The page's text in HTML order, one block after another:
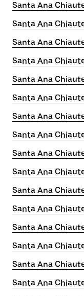
Santa Ana
Santa Ana
Santa Ana
Santa Ana
Santa Ana
Santa Ana
Santa Ana
Santa Ana
Santa Ana
Santa Ana
Santa Ana
Santa Ana
Santa Ana
Santa Ana
Santa Ana
Santa Ana